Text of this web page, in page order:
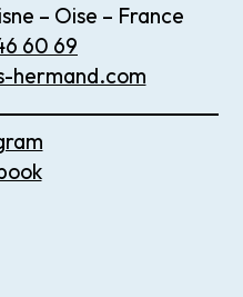
– Oise – France
60 69
hermand.com